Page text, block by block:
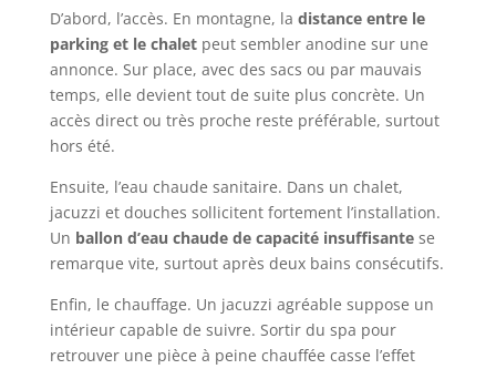
D’abord, l’accès. En montagne, la distance entre le
parking et le chalet peut sembler anodine sur une
annonce. Sur place, avec des sacs ou par mauvais
temps, elle devient tout de suite plus concrète. Un
accès direct ou très proche reste préférable, surtout
hors été.
Ensuite, l’eau chaude sanitaire. Dans un chalet,
jacuzzi et douches sollicitent fortement l’installation.
Un ballon d’eau chaude de capacité insuffisantese
remarque vite, surtout après deux bains consécutifs.
Enfin, le chauffage. Un jacuzzi agréable suppose un
intérieur capable de suivre. Sortir du spa pour
retrouver une pièce à peine chauffée casse l’effet